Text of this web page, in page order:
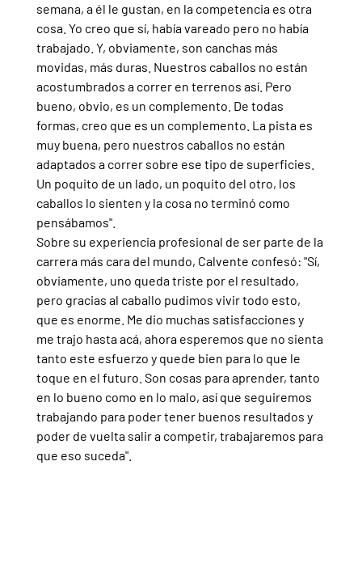
semana, a él le gustan, en la competencia es otra
cosa. Yo creo que sí, había vareado pero no había
trabajado. Y, obviamente, son canchas más
movidas, más duras. Nuestros caballos no están
acostumbrados a correr en terrenos así. Pero
bueno, obvio, es un complemento. De todas
formas, creo que es un complemento. La pista es
muy buena, pero nuestros caballos no están
adaptados a correr sobre ese tipo de superficies.
Un poquito de un lado, un poquito del otro, los
caballos lo sienten y la cosa no terminó como
pensábamos".
Sobre su experiencia profesional de ser parte de la
carrera más cara del mundo, Calvente confesó: "Sí,
obviamente, uno queda triste por el resultado,
pero gracias al caballo pudimos vivir todo esto,
que es enorme. Me dio muchas satisfacciones y
me trajo hasta acá, ahora esperemos que no sienta
tanto este esfuerzo y quede bien para lo que le
toque en el futuro. Son cosas para aprender, tanto
en lo bueno como en lo malo, así que seguiremos
trabajando para poder tener buenos resultados y
poder de vuelta salir a competir, trabajaremos para
que eso suceda".